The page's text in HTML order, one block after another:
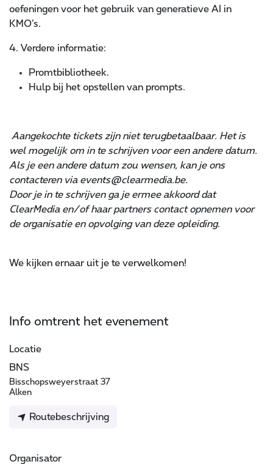
oefeningen voor het gebruik van generatieve AI in
KMO’s.
4. Verdere informatie:
Promtbibliotheek.
Hulp bij het opstellen van prompts.
Aangekochte tickets zijn niet terugbetaalbaar. Het is
wel mogelijk om in te schrijven voor een andere datum.
Als je een andere datum zou wensen, kan je ons
contacteren via events@clearmedia.be.
Door je in te schrijven ga je ermee akkoord dat
ClearMedia en/of haar partners contact opnemen voor
de organisatie en opvolging van deze opleiding.
We kijken ernaar uit je te verwelkomen!
Info omtrent het evenement
Locatie
BNS
Bisschopsweyerstraat 37
Alken
Routebeschrijving
Organisator